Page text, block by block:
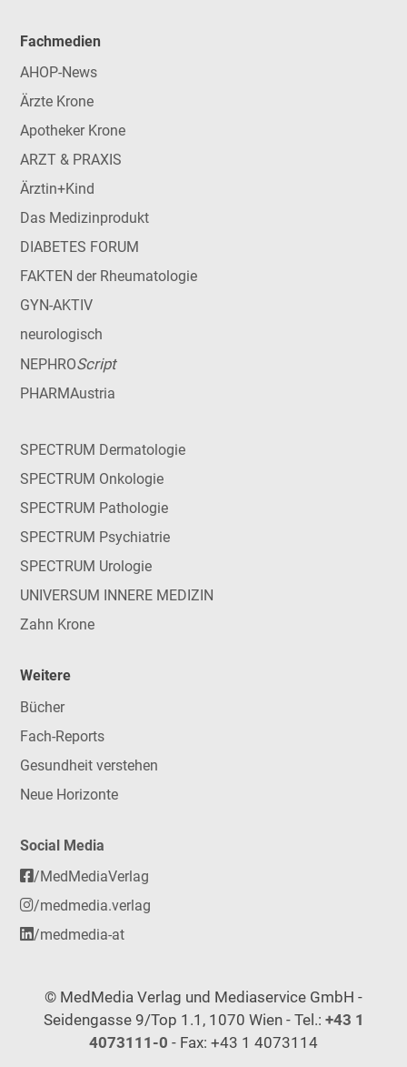
Fachmedien
AHOP-News
Ärzte Krone
Apotheker Krone
ARZT & PRAXIS
Ärztin+Kind
Das Medizinprodukt
DIABETES FORUM
FAKTEN der Rheumatologie
GYN-AKTIV
neurologisch
NEPHROScript
PHARMAustria
SPECTRUM Dermatologie
SPECTRUM Onkologie
SPECTRUM Pathologie
SPECTRUM Psychiatrie
SPECTRUM Urologie
UNIVERSUM INNERE MEDIZIN
Zahn Krone
Weitere
Bücher
Fach-Reports
Gesundheit verstehen
Neue Horizonte
Social Media
/MedMediaVerlag
/medmedia.verlag
/medmedia-at
© MedMedia Verlag und Mediaservice GmbH -
Seidengasse 9/Top 1.1, 1070 Wien - Tel.: +43 1
4073111-0 - Fax: +43 1 4073114